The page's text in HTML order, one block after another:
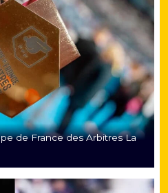
de France des Arbitres La